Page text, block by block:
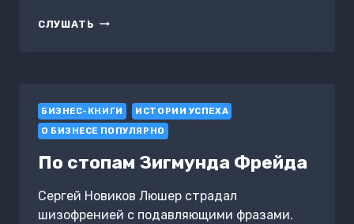
СЛУШАТЬ СОХРАНЯЯ
ИЗОБРЕТАЮТ
БУДУЩЕЕ
И
ОСТАЮТСЯ
НА
АЛЕКС
КАНТРОВИЦ.
БИЗНЕС-КНИГИ
ИСТОРИИ УСПЕХА
О БИЗНЕСЕ ПОПУЛЯРНО
По стопам Зигмунда Фрейда
Сергей Новиков Люшер страдал
шизофренией с подавляющими фразами.